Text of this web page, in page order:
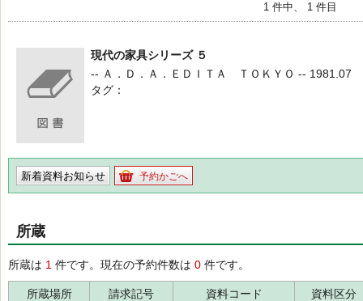
1 件中、 1 件目
現代の家具シリーズ ５
-- Ａ．Ｄ．Ａ．ＥＤＩＴＡ ＴＯＫＹＯ -- 1981.07
タグ
新着資料お知らせ 予約かごへ
所蔵
所蔵は 1 件です。現在の予約件数は 0 件です。
所蔵場所 請求記号 資料コード 資料区分